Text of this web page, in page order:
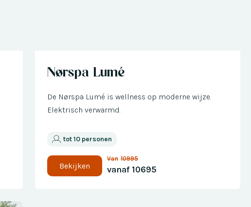
Nørspa Lumé
De Nørspa Lumé is wellness op moderne wijze.
Elektrisch verwarmd.
tot 10 personen
Bekijken
Van 10995
vanaf 10695